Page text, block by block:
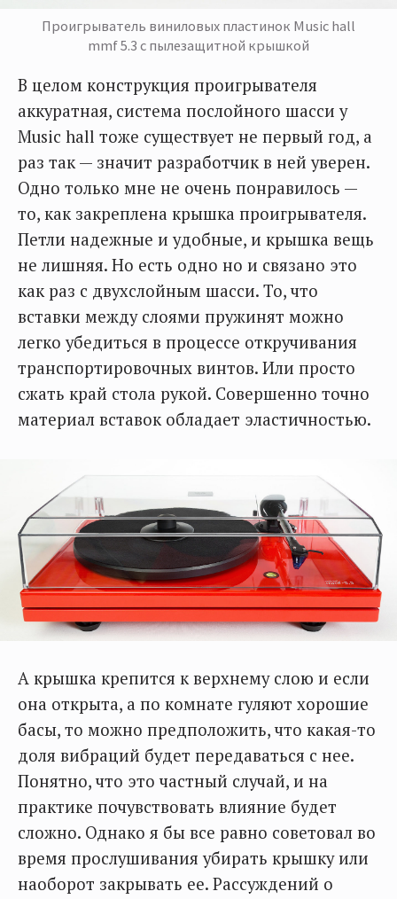
Проигрыватель виниловых пластинок Music hall
mmf 5.3 с пылезащитной крышкой
В целом конструкция проигрывателя
аккуратная, система послойного шасси у
Music hall тоже существует не первый год, а
раз так — значит разработчик в ней уверен.
Одно только мне не очень понравилось —
то, как закреплена крышка проигрывателя.
Петли надежные и удобные, и крышка вещь
не лишняя. Но есть одно но и связано это
как раз с двухслойным шасси. То, что
вставки между слоями пружинят можно
легко убедиться в процессе откручивания
транспортировочных винтов. Или просто
сжать край стола рукой. Совершенно точно
материал вставок обладает эластичностью.
А крышка крепится к верхнему слою и если
она открыта, а по комнате гуляют хорошие
басы, то можно предположить, что какая-то
доля вибраций будет передаваться с нее.
Понятно, что это частный случай, и на
практике почувствовать влияние будет
сложно. Однако я бы все равно советовал во
время прослушивания убирать крышку или
наоборот закрывать ее. Рассуждений о